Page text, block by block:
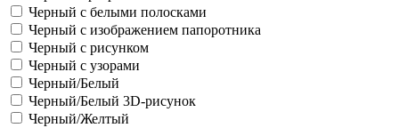
Черный с белыми полосками
Черный с изображением папоротника
Черный с рисунком
Черный с узорами
Черный/Белый
Черный/Белый 3D-рисунок
Черный/Желтый